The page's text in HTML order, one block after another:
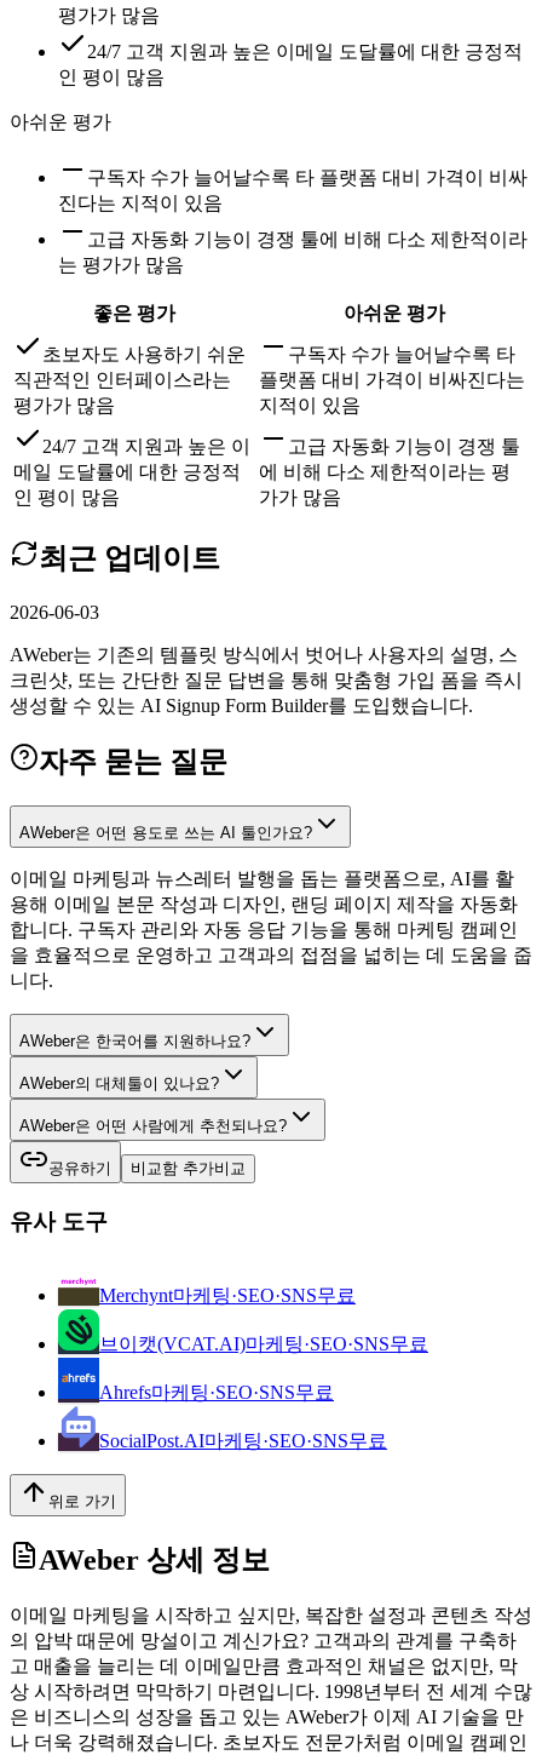
평가가 많음
24/7 고객 지원과 높은 이메일 도달률에 대한 긍정적
인 평이 많음
아쉬운 평가
구독자 수가 늘어날수록 타 플랫폼 대비 가격이 비싸
진다는 지적이 있음
고급 자동화 기능이 경쟁 툴에 비해 다소 제한적이라
는 평가가 많음
좋은 평가
아쉬운 평가
초보자도 사용하기 쉬운
직관적인 인터페이스라는
평가가 많음
구독자 수가 늘어날수록 타
플랫폼 대비 가격이 비싸진다는
지적이 있음
24/7 고객 지원과 높은 이
메일 도달률에 대한 긍정적
인 평이 많음
고급 자동화 기능이 경쟁 툴
에 비해 다소 제한적이라는 평
가가 많음
최근 업데이트
2026-06-03
AWeber는 기존의 템플릿 방식에서 벗어나 사용자의 설명, 스
크린샷, 또는 간단한 질문 답변을 통해 맞춤형 가입 폼을 즉시
생성할 수 있는 AI Signup Form Builder를 도입했습니다.
자주 묻는 질문
AWeber은 어떤 용도로 쓰는 AI 툴인가요?
이메일 마케팅과 뉴스레터 발행을 돕는 플랫폼으로, AI를 활
용해 이메일 본문 작성과 디자인, 랜딩 페이지 제작을 자동화
합니다. 구독자 관리와 자동 응답 기능을 통해 마케팅 캠페인
을 효율적으로 운영하고 고객과의 접점을 넓히는 데 도움을 줍
니다.
AWeber은 한국어를 지원하나요?
AWeber의 대체툴이 있나요?
AWeber은 어떤 사람에게 추천되나요?
공유하기 비교함 추가비교
유사 도구
Merchynt마케팅·SEO·SNS무료
브이캣(VCAT.AI)마케팅·SEO·SNS무료
Ahrefs마케팅·SEO·SNS무료
SocialPost.AI마케팅·SEO·SNS무료
위로 가기
AWeber 상세 정보
이메일 마케팅을 시작하고 싶지만, 복잡한 설정과 콘텐츠 작성
의 압박 때문에 망설이고 계신가요? 고객과의 관계를 구축하
고 매출을 늘리는 데 이메일만큼 효과적인 채널은 없지만, 막
상 시작하려면 막막하기 마련입니다. 1998년부터 전 세계 수많
은 비즈니스의 성장을 돕고 있는 AWeber가 이제 AI 기술을 만
나 더욱 강력해졌습니다. 초보자도 전문가처럼 이메일 캠페인